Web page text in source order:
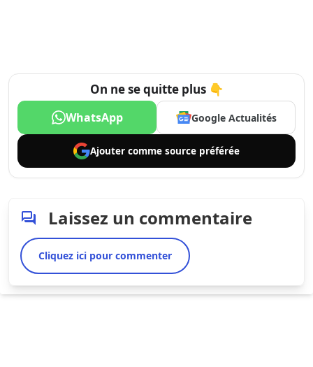
On ne se quitte plus 👇
WhatsApp Google Actualités
Ajouter comme source préférée
Laissez un commentaire
Cliquez ici pour commenter